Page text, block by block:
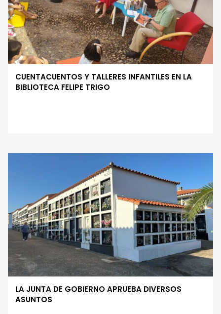
CUENTACUENTOS Y TALLERES INFANTILES EN LA
BIBLIOTECA FELIPE TRIGO
LA JUNTA DE GOBIERNO APRUEBA DIVERSOS
ASUNTOS